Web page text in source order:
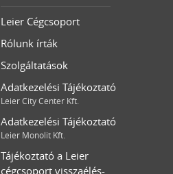
Leier Cégcsoport
Rólunk írták
Szolgáltatások
Adatkezelési Tájékoztató
Leier City Center Kft.
Adatkezelési Tájékoztató
Leier Monolit Kft.
Tájékoztató a Leier
cégcsoport visszaélés-